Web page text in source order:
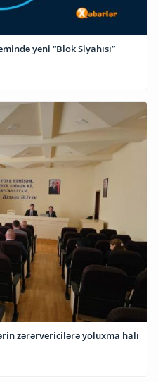
yeni “Blok Siyahısı”
zərərvericilərə yoluxma halı